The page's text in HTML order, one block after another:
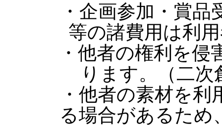
・企画参加・賞
等の諸費用は利
・他者の権利を
ります。（二次
・他者の素材を
る場合があるため